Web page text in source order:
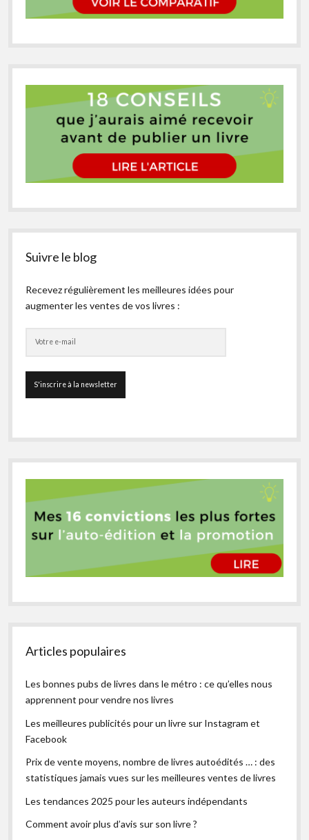
Suivre le blog
Recevez régulièrement les meilleures idées pour
augmenter les ventes de vos livres :
Articles populaires
Les bonnes pubs de livres dans le métro : ce qu’elles nous
apprennent pour vendre nos livres
Les meilleures publicités pour un livre sur Instagram et
Facebook
Prix de vente moyens, nombre de livres autoédités … : des
statistiques jamais vues sur les meilleures ventes de livres
Les tendances 2025 pour les auteurs indépendants
Comment avoir plus d’avis sur son livre ?